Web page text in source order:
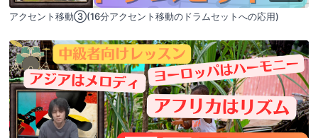
アクセント移動③(16分アクセント移動のドラムセットへの応用)